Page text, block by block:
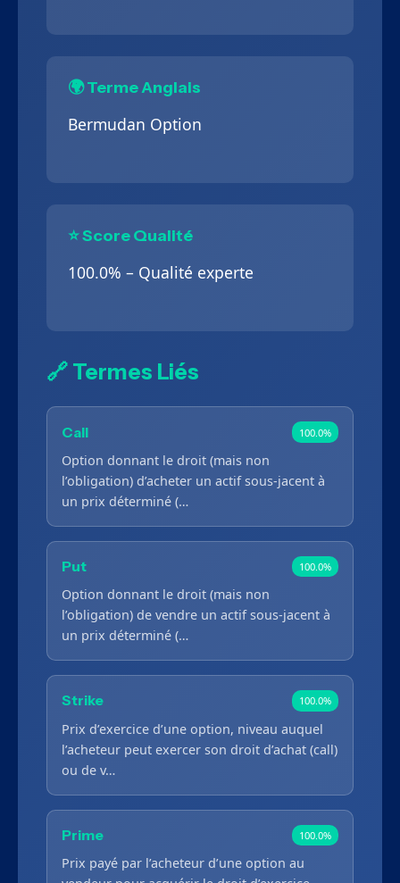
🌍 Terme Anglais
Bermudan Option
⭐ Score Qualité
100.0% – Qualité experte
🔗 Termes Liés
Call 100.0%
Option donnant le droit (mais non
l’obligation) d’acheter un actif sous-jacent à
un prix déterminé (…
Put 100.0%
Option donnant le droit (mais non
l’obligation) de vendre un actif sous-jacent à
un prix déterminé (…
Strike 100.0%
Prix d’exercice d’une option, niveau auquel
l’acheteur peut exercer son droit d’achat (call)
ou de v…
Prime 100.0%
Prix payé par l’acheteur d’une option au